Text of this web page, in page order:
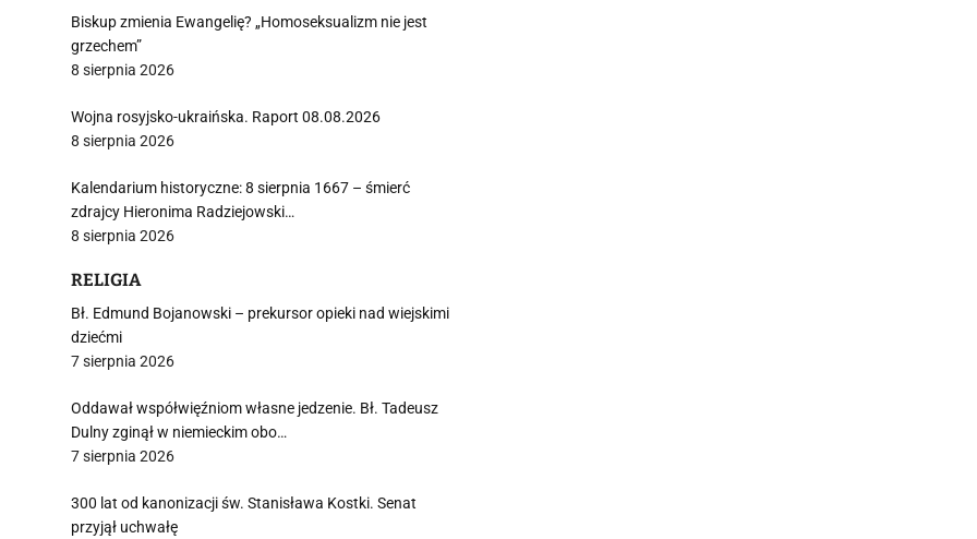
Biskup zmienia Ewangelię? „Homoseksualizm nie jest
grzechem”
8 sierpnia 2026
Wojna rosyjsko-ukraińska. Raport 08.08.2026
8 sierpnia 2026
Kalendarium historyczne: 8 sierpnia 1667 – śmierć
zdrajcy Hieronima Radziejowski…
8 sierpnia 2026
RELIGIA
Bł. Edmund Bojanowski – prekursor opieki nad wiejskimi
dziećmi
7 sierpnia 2026
Oddawał współwięźniom własne jedzenie. Bł. Tadeusz
Dulny zginął w niemieckim obo…
7 sierpnia 2026
300 lat od kanonizacji św. Stanisława Kostki. Senat
przyjął uchwałę